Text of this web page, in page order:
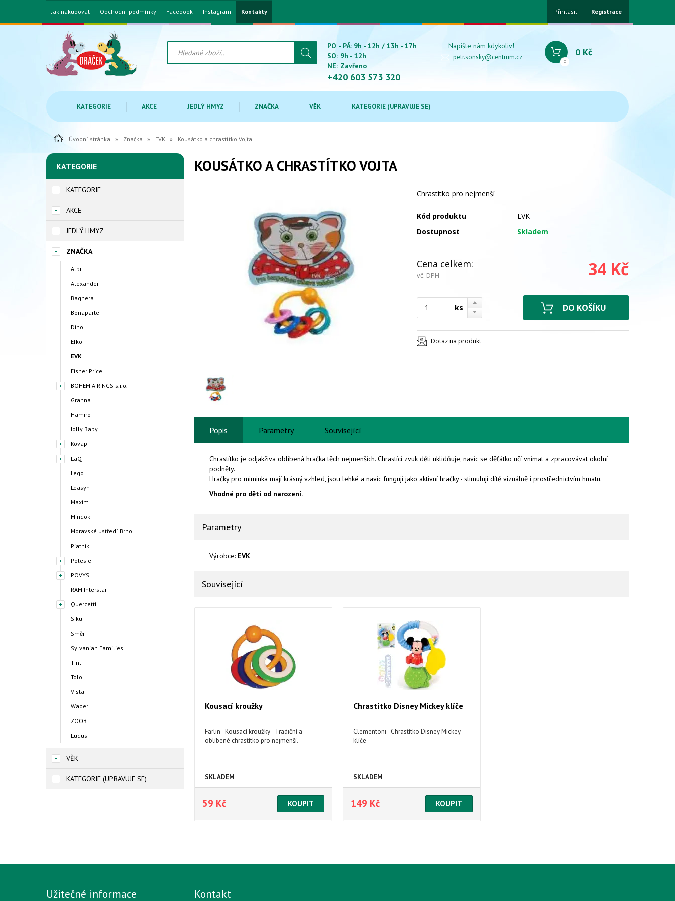
Jak nakupovat Obchodní podmínky Facebook Instagram Kontakty Přihlásit Registrace
PO - PÁ: 9h - 12h / 13h - 17h
SO: 9h - 12h
NE: Zavřeno
+420 603 573 320
Napište nám kdykoliv!
petr.sonsky@centrum.cz
0
0 Kč
KATEGORIE AKCE JEDLÝ HMYZ ZNAČKA VĚK KATEGORIE (UPRAVUJE SE)
Úvodní stránka Značka EVK Kousátko a chrastítko Vojta
KATEGORIE
KATEGORIE
AKCE
JEDLÝ HMYZ
ZNAČKA
Albi
Alexander
Baghera
Bonaparte
Dino
Efko
EVK
Fisher Price
BOHEMIA RINGS s.r.o.
Granna
Hamiro
Jolly Baby
Kovap
LaQ
Lego
Leasyn
Maxim
Mindok
Moravské ustředí Brno
Piatnik
Polesie
POVYS
RAM Interstar
Quercetti
Siku
Směr
Sylvanian Families
Tinti
Tolo
Vista
Wader
ZOOB
Ludus
VĚK
KATEGORIE (UPRAVUJE SE)
KOUSÁTKO A CHRASTÍTKO VOJTA
Chrastítko pro nejmenší
Kód produktu
EVK
Dostupnost
Skladem
Cena celkem:
vč. DPH 34 Kč
ks
Dotaz na produkt
Popis Parametry Související
Chrastítko je odjakživa oblíbená hračka těch nejmenších. Chrastící zvuk děti uklidňuje, navíc se děťátko učí vnímat a zpracovávat okolní
podněty.
Hračky pro miminka mají krásný vzhled, jsou lehké a navíc fungují jako aktivní hračky - stimulují dítě vizuálně i prostřednictvím hmatu.
Vhodné pro děti od narození.
Parametry
Výrobce: EVK
Související
Kousací kroužky
Farlin - Kousací kroužky - Tradiční a
oblíbené chrastítko pro nejmenší.
SKLADEM
59 Kč
Chrastítko Disney Mickey klíče
Clementoni - Chrastítko Disney Mickey
klíče
SKLADEM
149 Kč
Užitečné informace Kontakt